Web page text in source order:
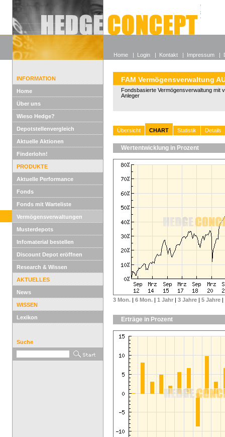
Alle
Wieso
INFORMATION
Home
Über uns
Wieso Hedge?
Depotstellenvergleich
Aktuelle Aktionen
Finderlohn!
PRODUKTE
Aktuelle Performance
Fonds
Fonds mit Warteliste
Vermögensverwaltungen
Musterdepots
Infomaterial bestellen
Discount Depot eröffnen
Research & Wissen
AKTUELLES
News
WISSEN
Lexikon
Suche
FAM Vermögensverwaltung
Fondsbasierte Vermögensverwaltung mit
Anleger
Übersicht CHART Statistik Details
Wertentwicklung in Prozent
3 Mon. | 6 Mon. | 1 Jahr | 3 Jahre | 5 Jahre |
Erträge in Prozent
Home | Login | Kontakt | Impressum |